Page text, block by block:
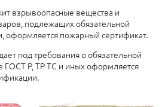
взрывоопасные вещества и
подлежащих обязательной
оформляется пожарный сертификат.
под требования о обязательной
ГОСТ Р, ТР ТС и иных оформляется